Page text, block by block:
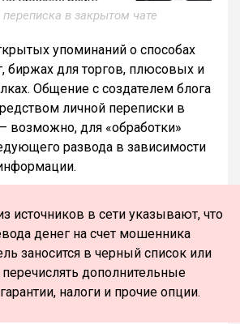
в закрытом чате
упоминаний о способах
биржах для торгов, плюсовых и
Общение с создателем блога
личной переписки в
возможно, для «обработки»
развода в зависимости
источников в сети указывают, что
денег на счет мошенника
заносится в черный список или
дополнительные
налоги и прочие опции.